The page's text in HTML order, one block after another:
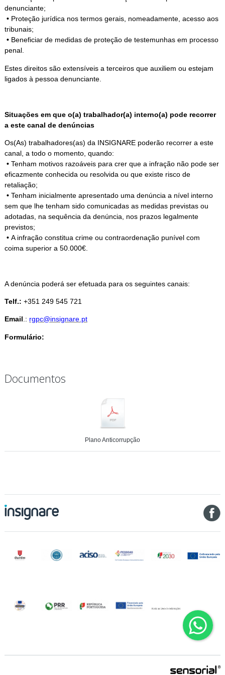
denunciante;
• Proteção jurídica nos termos gerais, nomeadamente, acesso aos
tribunais;
• Beneficiar de medidas de proteção de testemunhas em processo
penal.
Estes direitos são extensíveis a terceiros que auxiliem ou estejam
ligados à pessoa denunciante.
Situações em que o(a) trabalhador(a) interno(a) pode recorrer
a este canal de denúncias
Os(As) trabalhadores(as) da INSIGNARE poderão recorrer a este
canal, a todo o momento, quando:
• Tenham motivos razoáveis para crer que a infração não pode ser
eficazmente conhecida ou resolvida ou que existe risco de
retaliação;
• Tenham inicialmente apresentado uma denúncia a nível interno
sem que lhe tenham sido comunicadas as medidas previstas ou
adotadas, na sequência da denúncia, nos prazos legalmente
previstos;
• A infração constitua crime ou contraordenação punível com
coima superior a 50.000€.
A denúncia poderá ser efetuada para os seguintes canais:
Telf.: +351 249 545 721
Email.: rgpc@insignare.pt
Formulário:
Documentos
Plano Anticorrupção